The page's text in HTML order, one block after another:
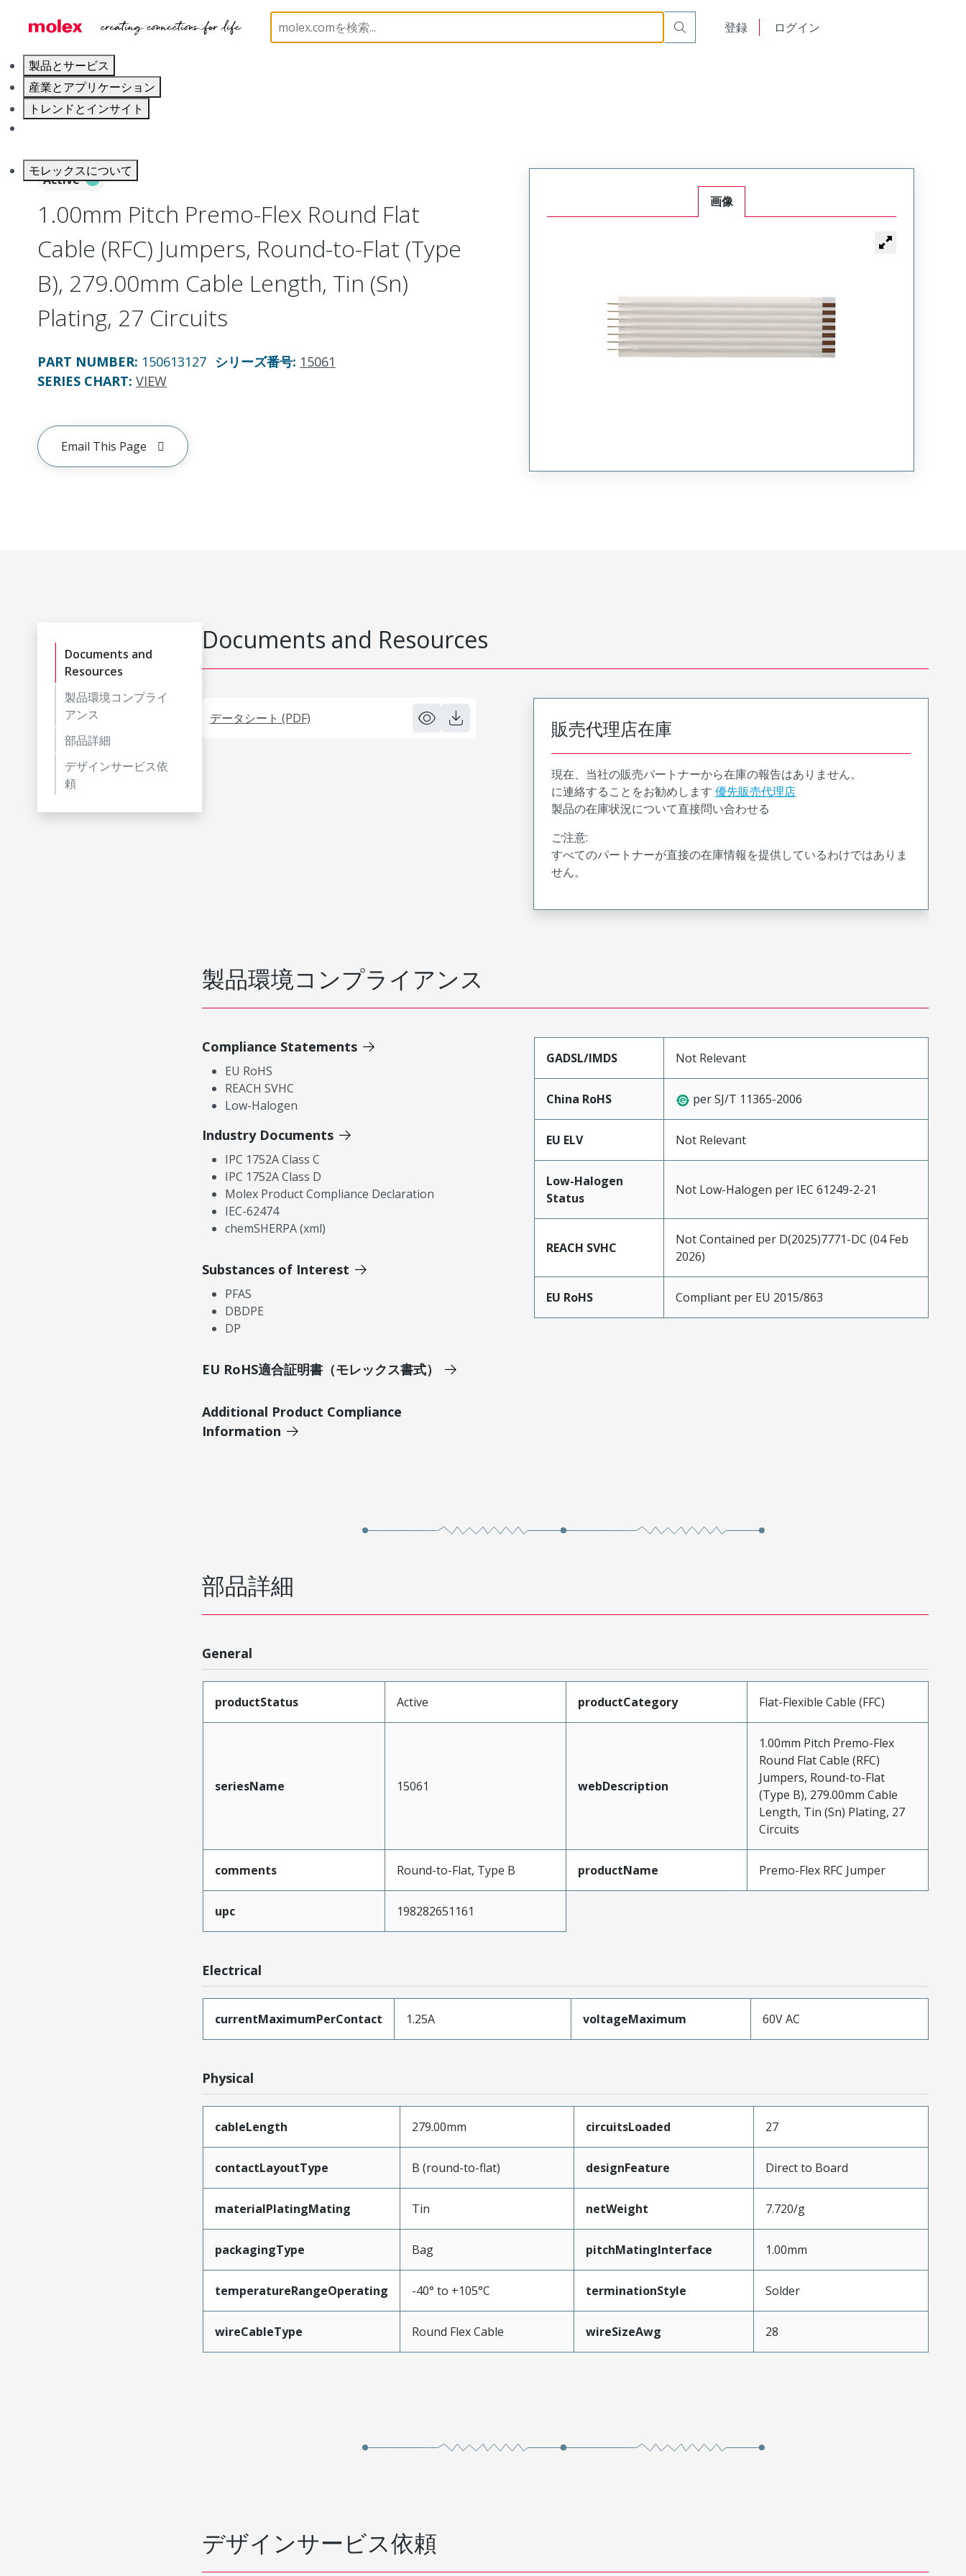
登録 ログイン
製品とサービス
産業とアプリケーション
トレンドとインサイト
モレックスについて
Flat-Flexible Cable (FFC) 15061 150613127
Active
1.00mm Pitch Premo-Flex Round Flat
Cable (RFC) Jumpers, Round-to-Flat (Type
B), 279.00mm Cable Length, Tin (Sn)
Plating, 27 Circuits
PART NUMBER: 150613127 シリーズ番号: 15061
SERIES CHART: VIEW
Email This Page
画像
Documents and
Resources
製品環境コンプライ
アンス
部品詳細
デザインサービス依
頼
Documents and Resources
データシート (PDF) 販売代理店在庫
現在、当社の販売パートナーから在庫の報告はありません。
に連絡することをお勧めします 優先販売代理店
製品の在庫状況について直接問い合わせる
ご注意:
すべてのパートナーが直接の在庫情報を提供しているわけではありま
せん。
製品環境コンプライアンス
Compliance Statements
EU RoHS
REACH SVHC
Low-Halogen
Industry Documents
IPC 1752A Class C
IPC 1752A Class D
Molex Product Compliance Declaration
IEC-62474
chemSHERPA (xml)
Substances of Interest
PFAS
DBDPE
DP
EU RoHS適合証明書（モレックス書式）
Additional Product Compliance
Information
GADSL/IMDS Not Relevant
China RoHS per SJ/T 11365-2006
EU ELV Not Relevant
Low-Halogen
Status
Not Low-Halogen per IEC 61249-2-21
REACH SVHC
Not Contained per D(2025)7771-DC (04 Feb
2026)
EU RoHS Compliant per EU 2015/863
部品詳細
General
productStatus Active productCategory Flat-Flexible Cable (FFC)
seriesName 15061 webDescription
1.00mm Pitch Premo-Flex
Round Flat Cable (RFC)
Jumpers, Round-to-Flat
(Type B), 279.00mm Cable
Length, Tin (Sn) Plating, 27
Circuits
comments Round-to-Flat, Type B productName Premo-Flex RFC Jumper
upc 198282651161
Electrical
currentMaximumPerContact 1.25A voltageMaximum 60V AC
Physical
cableLength 279.00mm circuitsLoaded 27
contactLayoutType B (round-to-flat) designFeature Direct to Board
materialPlatingMating Tin netWeight 7.720/g
packagingType Bag pitchMatingInterface 1.00mm
temperatureRangeOperating -40° to +105°C terminationStyle Solder
wireCableType Round Flex Cable wireSizeAwg 28
デザインサービス依頼